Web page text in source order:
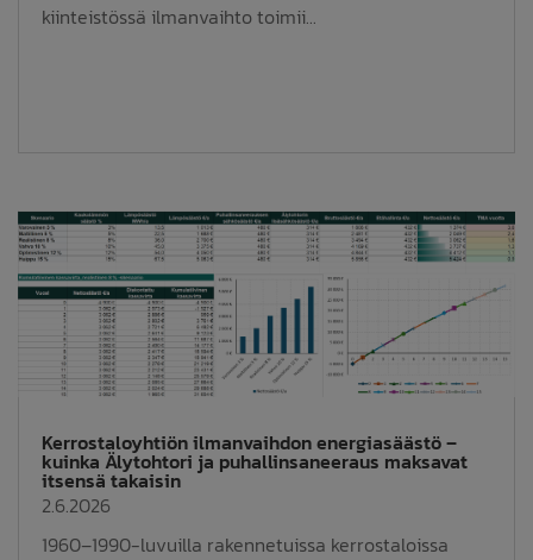
kiinteistössä ilmanvaihto toimii...
Kerrostaloyhtiön ilmanvaihdon energiasäästö –
kuinka Älytohtori ja puhallinsaneeraus maksavat
itsensä takaisin
2.6.2026
1960–1990-luvuilla rakennetuissa kerrostaloissa